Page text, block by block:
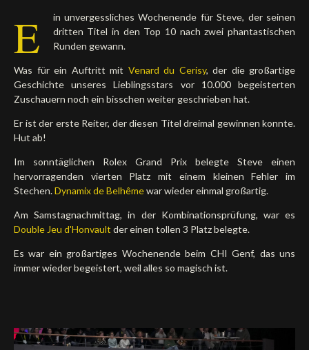
E
in unvergessliches Wochenende für Steve, der seinen
dritten Titel in den Top 10 nach zwei phantastischen
Runden gewann.
Was für ein Auftritt mit Venard du Cerisy, der die großartige
Geschichte unseres Lieblingsstars vor 10.000 begeisterten
Zuschauern noch ein bisschen weiter geschrieben hat.
Er ist der erste Reiter, der diesen Titel dreimal gewinnen konnte.
Hut ab!
Im sonntäglichen Rolex Grand Prix belegte Steve einen
hervorragenden vierten Platz mit einem kleinen Fehler im
Stechen.Dynamix de Belhêmewar wieder einmal großartig.
Am Samstagnachmittag, in der Kombinationsprüfung, war es
Double Jeu d'Honvault der einen tollen 3 Platz belegte.
Es war ein großartiges Wochenende beim CHI Genf, das uns
immer wieder begeistert, weil alles so magisch ist.